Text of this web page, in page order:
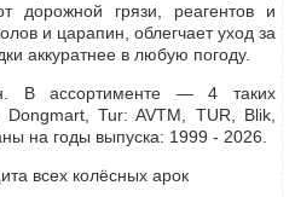
дорожной грязи, реагентов и
и царапин, облегчает уход за
аккуратнее в любую погоду.
В ассортименте — 4 таких
Dongmart, Tur: AVTM, TUR, Blik,
на годы выпуска: 1999 - 2026.
всех колёсных арок